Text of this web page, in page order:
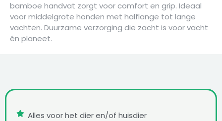
bamboe handvat zorgt voor comfort en grip. Ideaal
voor middelgrote honden met halflange tot lange
vachten. Duurzame verzorging die zacht is voor vacht
én planeet.
Alles voor het dier en/of huisdier